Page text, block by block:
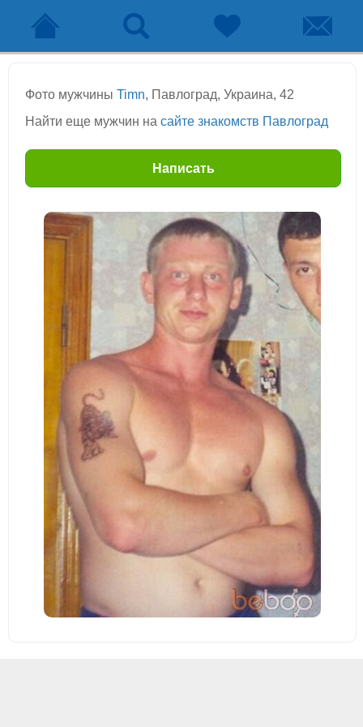
Фото мужчины Timn, Павлоград, Украина, 42
Найти еще мужчин на сайте знакомств Павлоград
Написать